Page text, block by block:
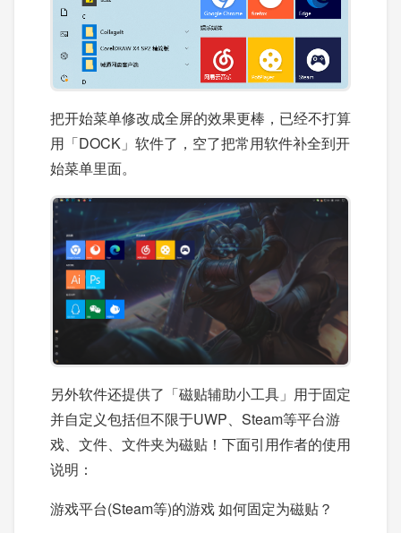
把开始菜单修改成全屏的效果更棒，已经不打算
用「DOCK」软件了，空了把常用软件补全到开
始菜单里面。
另外软件还提供了「磁贴辅助小工具」用于固定
并自定义包括但不限于UWP、Steam等平台游
戏、文件、文件夹为磁贴！下面引用作者的使用
说明：
游戏平台(Steam等)的游戏 如何固定为磁贴？